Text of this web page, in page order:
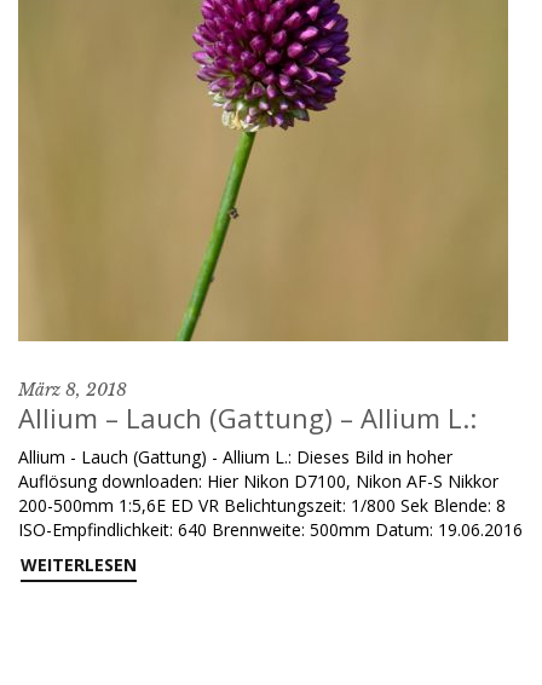
März 8, 2018
Allium – Lauch (Gattung) – Allium L.:
Allium - Lauch (Gattung) - Allium L.: Dieses Bild in hoher
Auflösung downloaden: Hier Nikon D7100, Nikon AF-S Nikkor
200-500mm 1:5,6E ED VR Belichtungszeit: 1/800 Sek Blende: 8
ISO-Empfindlichkeit: 640 Brennweite: 500mm Datum: 19.06.2016
WEITERLESEN